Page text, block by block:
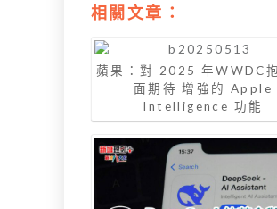
相關文章：
蘋果：對 2025 年WWDC
面期待 增強的 Apple
Intelligence 功能